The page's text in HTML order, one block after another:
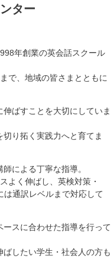
ター
年創業の英会話スクール
で、地域の皆さまとともに
ばすことを大切にしていま
り拓く実践力へと育てま
による丁寧な指導。
よく伸ばし、英検対策・
通訳レベルまで対応して
スに合わせた指導を行って
したい学生・社会人の方も